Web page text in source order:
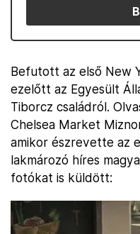
Befutott az első New
ezelőtt az Egyesült
Tiborcz családról.
Chelsea Market
amikor észrevette az
lakmározó híres
fotókat is küldött: